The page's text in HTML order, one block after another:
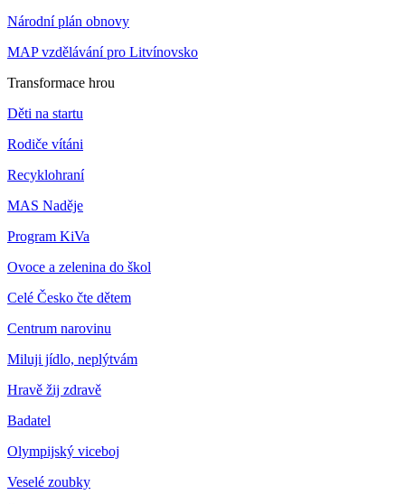
Národní plán obnovy
MAP vzdělávání pro Litvínovsko
Transformace hrou
Děti na startu
Rodiče vítáni
Recyklohraní
MAS Naděje
Program KiVa
Ovoce a zelenina do škol
Celé Česko čte dětem
Centrum narovinu
Miluji jídlo, neplýtvám
Hravě žij zdravě
Badatel
Olympijský viceboj
Veselé zoubky